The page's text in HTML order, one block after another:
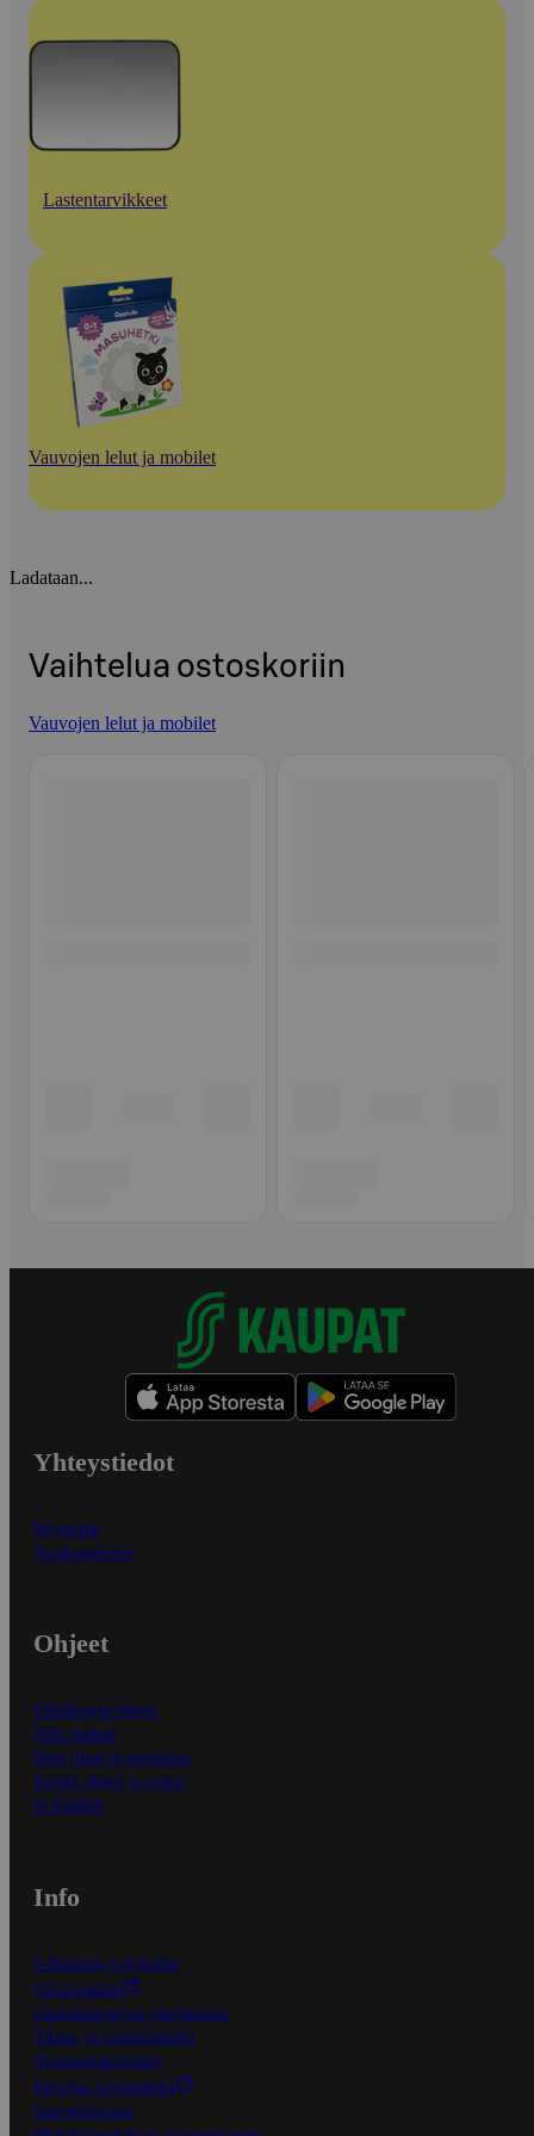
Lastentarvikkeet
Vauvojen lelut ja mobilet
Ladataan...
Vaihtelua ostoskoriin
Vauvojen lelut ja mobilet
Yhteystiedot
Myymälät
Asiakaspalvelu
Ohjeet
Ensitilaajan ohjeet
Näin maksat
Näin tilaat ja muokkaat
Kaikki ohjeet ja vinkit
In English
Info
S-Business yrityksille
Oiva-raportit
Osuuskauppojen yhteystiedot
Tilaus- ja toimitusehdot
Tietosuojakäytäntö
Palvelun käyttöehdot
Saavutettavuus